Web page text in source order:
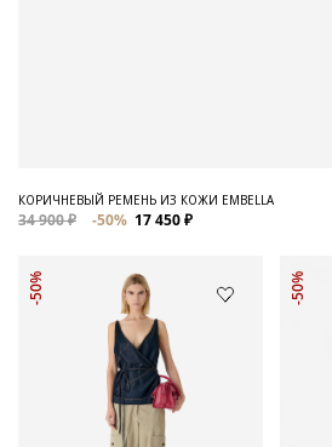
КОРИЧНЕВЫЙ РЕМЕНЬ ИЗ КОЖИ EMBELLA
34 900 ₽ -50% 17 450 ₽
-50% -50%